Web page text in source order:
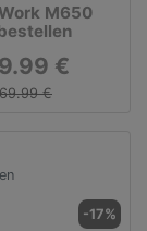
M650
€
€
-17%